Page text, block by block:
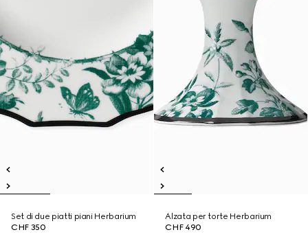
Set di due piatti piani Herbarium
CHF 350
Alzata per torte Herbarium
CHF 490